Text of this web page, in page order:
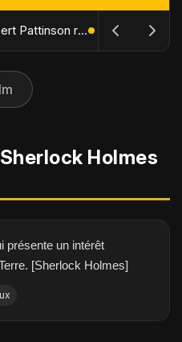
The Batman : Part II – Robert Pattinson replonge dans les ténèbres de Gotham dès octobre 2027
Holmes
présente un intérêt
[Sherlock Holmes]